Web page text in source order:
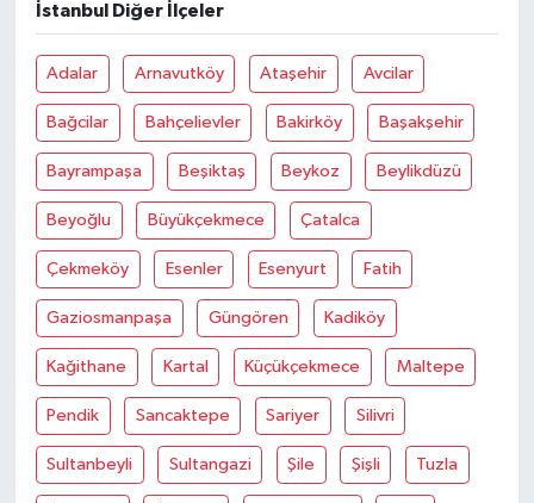
İstanbul Diğer İlçeler
Adalar Arnavutköy Ataşehir Avcilar
Bağcilar Bahçelievler Bakirköy Başakşehir
Bayrampaşa Beşiktaş Beykoz Beylikdüzü
Beyoğlu Büyükçekmece Çatalca
Çekmeköy Esenler Esenyurt Fatih
Gaziosmanpaşa Güngören Kadiköy
Kağithane Kartal Küçükçekmece Maltepe
Pendik Sancaktepe Sariyer Silivri
Sultanbeyli Sultangazi Şile Şişli Tuzla